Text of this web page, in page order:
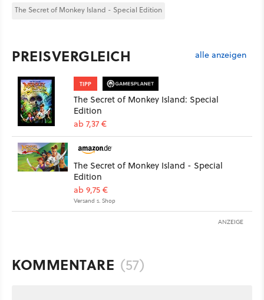
The Secret of Monkey Island - Special Edition
PREISVERGLEICH alle anzeigen
TIPP
The Secret of Monkey Island: Special
Edition
ab 7,37 €
The Secret of Monkey Island - Special
Edition
ab 9,75 €
Versand s. Shop
ANZEIGE
KOMMENTARE (57)